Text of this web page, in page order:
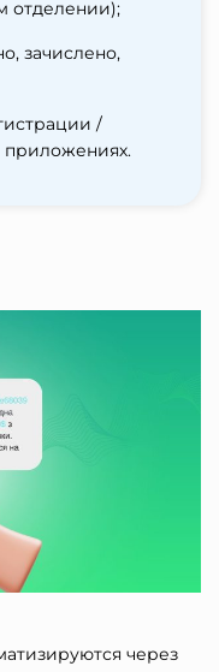
отделении);
зачислено,
/
приложениях.
через